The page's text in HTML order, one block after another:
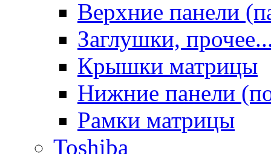
Верхние панели
Заглушки,
Крышки матрицы
Нижние панели
Рамки матрицы
Toshiba